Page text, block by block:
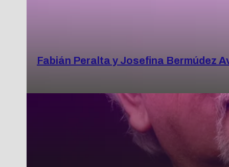
Fabián Peralta y Josefina Bermúdez